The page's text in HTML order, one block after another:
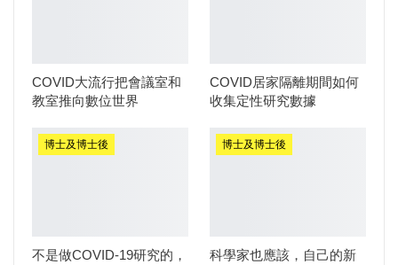
COVID大流行把會議室和
教室推向數位世界
COVID居家隔離期間如何
收集定性研究數據
博士及博士後
不是做COVID-19研究的，
博士及博士後
科學家也應該，自己的新